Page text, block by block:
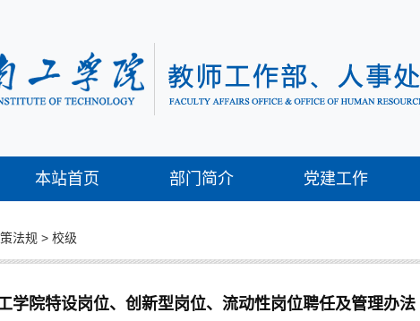
本站首页 部门简介 党建工作
法规 > 校级
学院特设岗位、创新型岗位、流动性岗位聘任及管理办